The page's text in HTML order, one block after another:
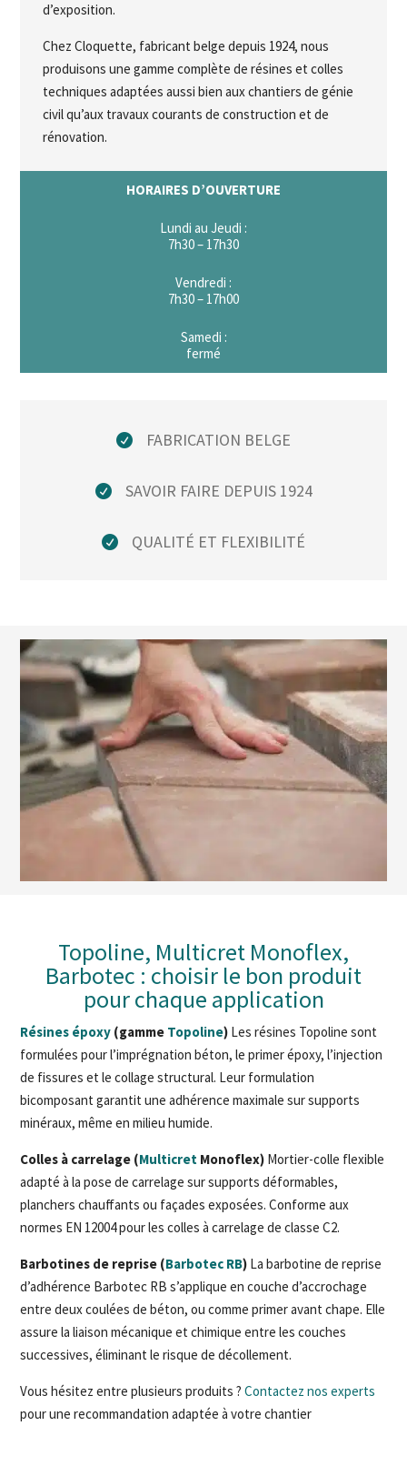
d’exposition.
Chez Cloquette, fabricant belge depuis 1924, nous
produisons une gamme complète de résines et colles
techniques adaptées aussi bien aux chantiers de génie
civil qu’aux travaux courants de construction et de
rénovation.
HORAIRES D’OUVERTURE
Lundi au Jeudi :
7h30 – 17h30
Vendredi :
7h30 – 17h00
Samedi :
fermé
FABRICATION BELGE
SAVOIR FAIRE DEPUIS 1924
QUALITÉ ET FLEXIBILITÉ
Topoline, Multicret Monoflex,
Barbotec : choisir le bon produit
pour chaque application
Résines époxy (gamme Topoline) Les résines Topoline sont
formulées pour l’imprégnation béton, le primer époxy, l’injection
de fissures et le collage structural. Leur formulation
bicomposant garantit une adhérence maximale sur supports
minéraux, même en milieu humide.
Colles à carrelage (Multicret Monoflex) Mortier-colle flexible
adapté à la pose de carrelage sur supports déformables,
planchers chauffants ou façades exposées. Conforme aux
normes EN 12004 pour les colles à carrelage de classe C2.
Barbotines de reprise (Barbotec RB) La barbotine de reprise
d’adhérence Barbotec RB s’applique en couche d’accrochage
entre deux coulées de béton, ou comme primer avant chape. Elle
assure la liaison mécanique et chimique entre les couches
successives, éliminant le risque de décollement.
Vous hésitez entre plusieurs produits ?Contactez nos experts
pour une recommandation adaptée à votre chantier